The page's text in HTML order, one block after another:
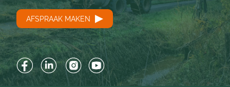
AFSPRAAK MAKEN
FacebookLinkedInInstagramYouTube